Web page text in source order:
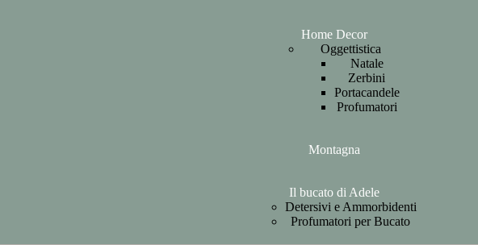
Home Decor
Oggettistica
Natale
Zerbini
Portacandele
Profumatori
Montagna
Il bucato di Adele
Detersivi e Ammorbidenti
Profumatori per Bucato